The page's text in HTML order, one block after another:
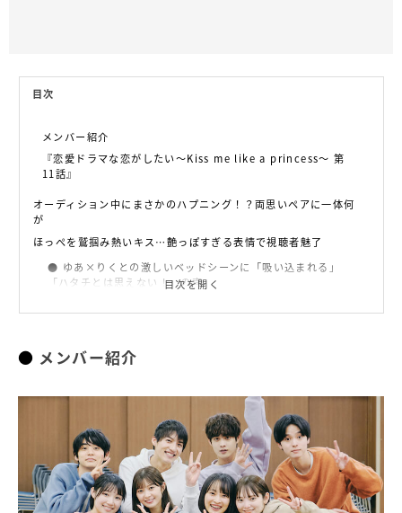
目次
メンバー紹介
『恋愛ドラマな恋がしたい～Kiss me like a princess～ 第
11話』
オーディション中にまさかのハプニング！？両思いペアに一体何
が
ほっぺを鷲掴み熱いキス…艶っぽすぎる表情で視聴者魅了
ゆあ×りくとの激しいベッドシーンに「吸い込まれる」
「ハタチとは思えない！」の声
目次を開く
メンバー紹介